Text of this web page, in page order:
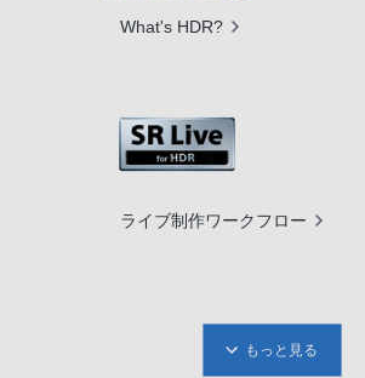
What's HDR?
ライブ制作ワークフロー
もっと見る